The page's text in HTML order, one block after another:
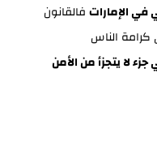
في الإماراتفالقانون
كرامة الناس
جزء لا يتجزأ من الأمن